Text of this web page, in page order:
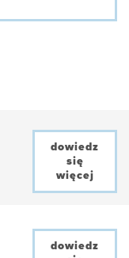
dowiedz
się
więcej
dowiedz